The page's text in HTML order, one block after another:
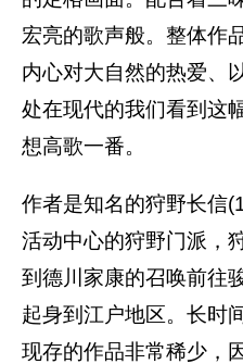
宏亮的歌声般。整体作
内心对大自然的热爱、
处在现代的我们看到这
想高歌一番。
作者是知名的狩野长信
活动中心的狩野门派，
到德川家康的召唤前往
起身到江户地区。长时
现存的作品非常稀少，